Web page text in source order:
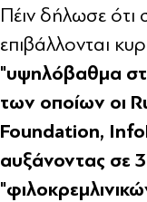
Πέιν δήλωσε
επιβάλλονται
"υψηλόβαθμα
των οποίων οι
Foundation,
αυξάνοντας σε